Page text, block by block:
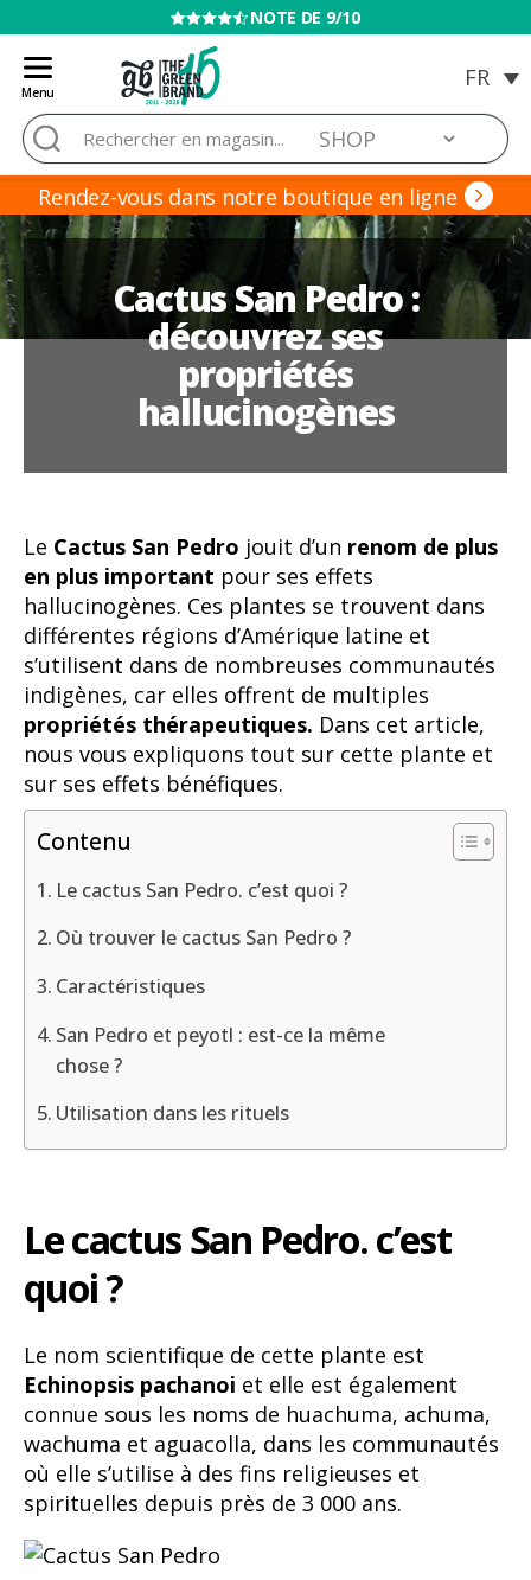
VENTE INTERDITE AUX MINEURS
Menu
Blog
de
Grow
Barato
Rechercher :
Rendez-vous dans notre boutique en ligne
Cactus San Pedro :
découvrez ses
propriétés
hallucinogènes
Le Cactus San Pedro jouit d’un renom de plus
en plus important pour ses effets
hallucinogènes. Ces plantes se trouvent dans
différentes régions d’Amérique latine et
s’utilisent dans de nombreuses communautés
indigènes, car elles offrent de multiples
propriétés thérapeutiques. Dans cet article,
nous vous expliquons tout sur cette plante et
sur ses effets bénéfiques.
Contenu
Le cactus San Pedro. c’est quoi ?
Où trouver le cactus San Pedro ?
Caractéristiques
San Pedro et peyotl : est-ce la même
chose ?
Utilisation dans les rituels
Le cactus San Pedro. c’est
quoi ?
Le nom scientifique de cette plante est
Echinopsis pachanoi et elle est également
connue sous les noms de huachuma, achuma,
wachuma et aguacolla, dans les communautés
où elle s’utilise à des fins religieuses et
spirituelles depuis près de 3 000 ans.